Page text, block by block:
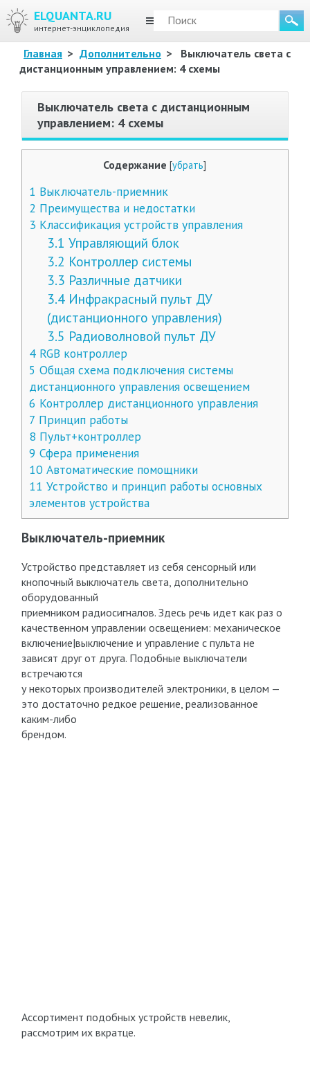
ELQUANTA.RU
интернет-энциклопедия
МЕНЮ
Главная > Дополнительно >
Выключатель света с
дистанционным управлением: 4 схемы
Выключатель света с дистанционным
управлением: 4 схемы
Содержание [убрать]
1 Выключатель-приемник
2 Преимущества и недостатки
3 Классификация устройств управления
3.1 Управляющий блок
3.2 Контроллер системы
3.3 Различные датчики
3.4 Инфракрасный пульт ДУ
(дистанционного управления)
3.5 Радиоволновой пульт ДУ
4RGB контроллер
5 Общая схема подключения системы
дистанционного управления освещением
6 Контроллер дистанционного управления
7 Принцип работы
8 Пульт+контроллер
9 Сфера применения
10Автоматические помощники
11 Устройство и принцип работы основных
элементов устройства
Выключатель-приемник
Устройство представляет из себя сенсорный или
кнопочный выключатель света, дополнительно
оборудованный
приемником радиосигналов. Здесь речь идет как раз о
качественном управлении освещением: механическое
включение|выключение и управление с пульта не
зависят друг от друга. Подобные выключатели
встречаются
у некоторых производителей электроники, в целом —
это достаточно редкое решение, реализованное
каким-либо
брендом.
Ассортимент подобных устройств невелик,
рассмотрим их вкратце.